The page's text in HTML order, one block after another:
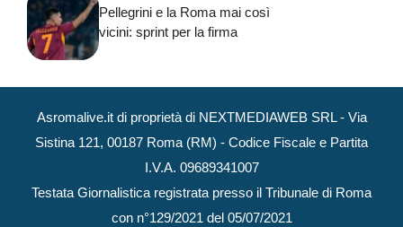
Pellegrini e la Roma mai così
vicini: sprint per la firma
Asromalive.it di proprietà di NEXTMEDIAWEB SRL - Via
Sistina 121, 00187 Roma (RM) - Codice Fiscale e Partita
I.V.A. 09689341007
Testata Giornalistica registrata presso il Tribunale di Roma
con n°129/2021 del 05/07/2021